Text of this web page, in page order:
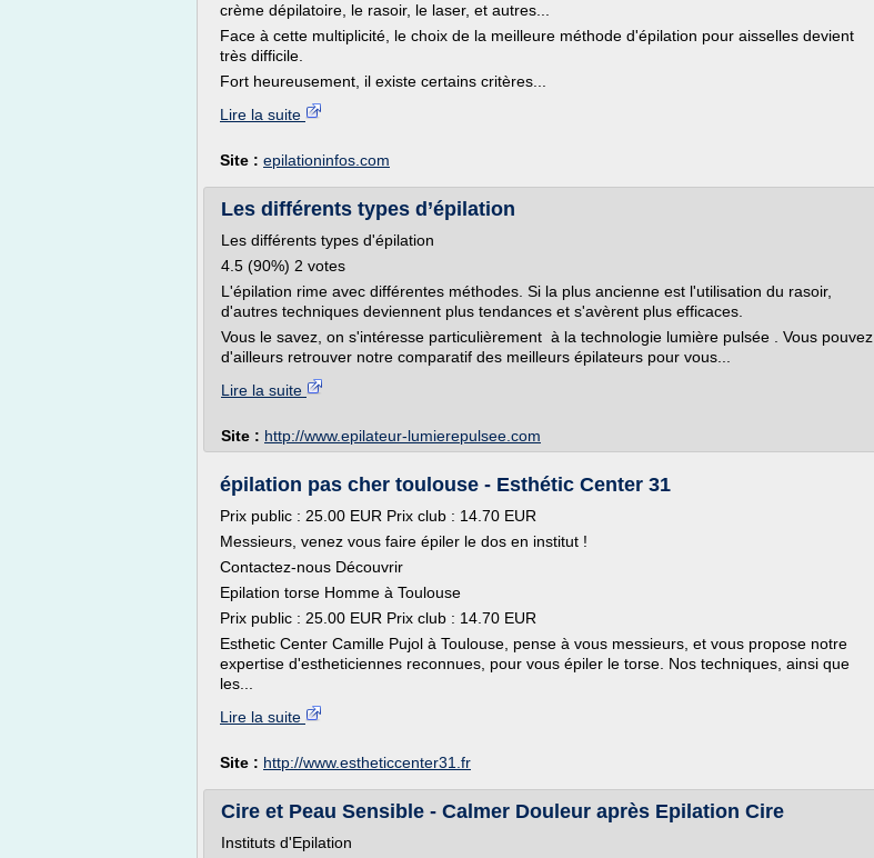
crème dépilatoire, le rasoir, le laser, et autres...
Face à cette multiplicité, le choix de la meilleure méthode d'épilation pour aisselles devient
très difficile.
Fort heureusement, il existe certains critères...
Lire la suite
Site : epilationinfos.com
Les différents types d’épilation
Les différents types d'épilation
4.5 (90%) 2 votes
L'épilation rime avec différentes méthodes. Si la plus ancienne est l'utilisation du rasoir,
d'autres techniques deviennent plus tendances et s'avèrent plus efficaces.
Vous le savez, on s'intéresse particulièrement à la technologie lumière pulsée . Vous pouvez
d'ailleurs retrouver notre comparatif des meilleurs épilateurs pour vous...
Lire la suite
Site : http://www.epilateur-lumierepulsee.com
épilation pas cher toulouse - Esthétic Center 31
Prix public : 25.00 EUR Prix club : 14.70 EUR
Messieurs, venez vous faire épiler le dos en institut !
Contactez-nous Découvrir
Epilation torse Homme à Toulouse
Prix public : 25.00 EUR Prix club : 14.70 EUR
Esthetic Center Camille Pujol à Toulouse, pense à vous messieurs, et vous propose notre
expertise d'estheticiennes reconnues, pour vous épiler le torse. Nos techniques, ainsi que
les...
Lire la suite
Site : http://www.estheticcenter31.fr
Cire et Peau Sensible - Calmer Douleur après Epilation Cire
Instituts d'Epilation